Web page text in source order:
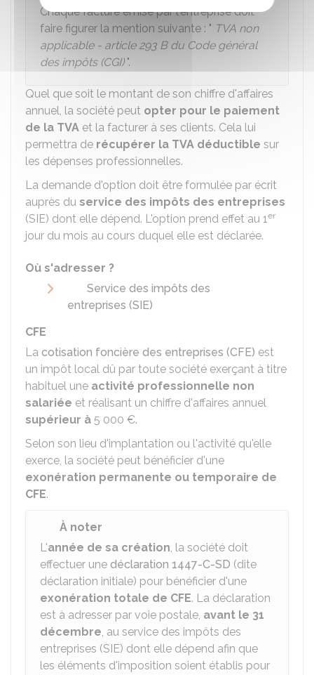
Chaque facture émise par l'entreprise doit
faire figurer la mention suivante : " TVA non
applicable - article 293 B du Code général
des impôts (CGI)".
Quel que soit le montant de son chiffre d'affaires
annuel, la société peut opter pour le paiement
de la TVA et la facturer à ses clients. Cela lui
permettra de récupérer la TVA déductible sur
les dépenses professionnelles.
La demande d'option doit être formulée par écrit
auprès du service des impôts des entreprises
(SIE) dont elle dépend. L'option prend effet au 1er
jour du mois au cours duquel elle est déclarée.
Où s'adresser ?
Service des impôts des
entreprises (SIE)
CFE
La cotisation foncière des entreprises (CFE) est
un impôt local dû par toute société exerçant à titre
habituel une activité professionnelle non
salariée et réalisant un chiffre d'affaires annuel
supérieur à 5 000 €.
Selon son lieu d'implantation ou l'activité qu'elle
exerce, la société peut bénéficier d'une
exonération permanente ou temporaire de
CFE.
À noter
L'année de sa création, la société doit
effectuer une déclaration 1447-C-SD (dite
déclaration initiale) pour bénéficier d'une
exonération totale de CFE. La déclaration
est à adresser par voie postale, avant le 31
décembre, au service des impôts des
entreprises (SIE) dont elle dépend afin que
les éléments d'imposition soient établis pour